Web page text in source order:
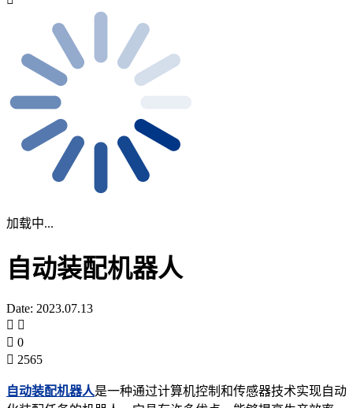
加载中...
自动装配机器人
Date: 2023.07.13
0
2565
自动装配机器人是一种通过计算机控制和传感器技术实现自动